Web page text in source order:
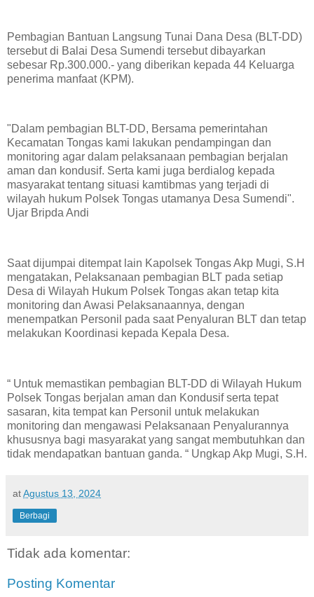
Pembagian Bantuan Langsung Tunai Dana Desa (BLT-DD)
tersebut di Balai Desa Sumendi tersebut dibayarkan
sebesar Rp.300.000.- yang diberikan kepada 44 Keluarga
penerima manfaat (KPM).
"Dalam pembagian BLT-DD, Bersama pemerintahan
Kecamatan Tongas kami lakukan pendampingan dan
monitoring agar dalam pelaksanaan pembagian berjalan
aman dan kondusif. Serta kami juga berdialog kepada
masyarakat tentang situasi kamtibmas yang terjadi di
wilayah hukum Polsek Tongas utamanya Desa Sumendi".
Ujar Bripda Andi
Saat dijumpai ditempat lain Kapolsek Tongas Akp Mugi, S.H
mengatakan, Pelaksanaan pembagian BLT pada setiap
Desa di Wilayah Hukum Polsek Tongas akan tetap kita
monitoring dan Awasi Pelaksanaannya, dengan
menempatkan Personil pada saat Penyaluran BLT dan tetap
melakukan Koordinasi kepada Kepala Desa.
“ Untuk memastikan pembagian BLT-DD di Wilayah Hukum
Polsek Tongas berjalan aman dan Kondusif serta tepat
sasaran, kita tempat kan Personil untuk melakukan
monitoring dan mengawasi Pelaksanaan Penyalurannya
khususnya bagi masyarakat yang sangat membutuhkan dan
tidak mendapatkan bantuan ganda. “ Ungkap Akp Mugi, S.H.
atAgustus 13, 2024
Berbagi
Tidak ada komentar:
Posting Komentar